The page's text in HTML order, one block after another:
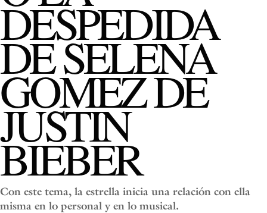
DESPEDIDA
DE SELENA
GOMEZ DE
JUSTIN
BIEBER
Con este tema, la estrella inicia una relación con ella
misma en lo personal y en lo musical.